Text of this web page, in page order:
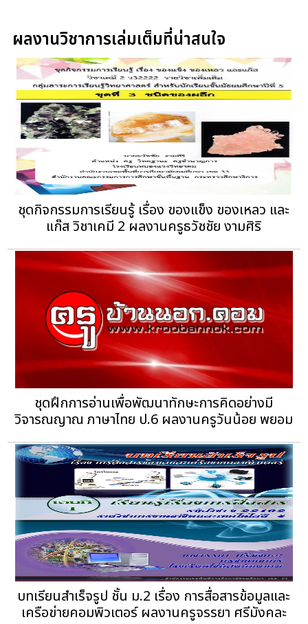
ผลงานวิชาการเล่มเต็มที่น่าสนใจ
ชุดกิจกรรมการเรียนรู้ เรื่อง ของแข็ง ของเหลว และ
แก๊ส วิชาเคมี 2 ผลงานครูธวัชชัย งามศิริ
ชุดฝึกการอ่านเพื่อพัฒนาทักษะการคิดอย่างมี
วิจารณญาณ ภาษาไทย ป.6 ผลงานครูวันน้อย พยอม
บทเรียนสำเร็จรูป ชั้น ม.2 เรื่อง การสื่อสารข้อมูลและ
เครือข่ายคอมพิวเตอร์ ผลงานครูจรรยา ศรีมังคละ